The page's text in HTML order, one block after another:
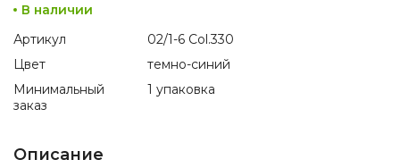
В наличии
Артикул
02/1-6 Col.330
Цвет
темно-синий
Минимальный
заказ
1 упаковка
Описание